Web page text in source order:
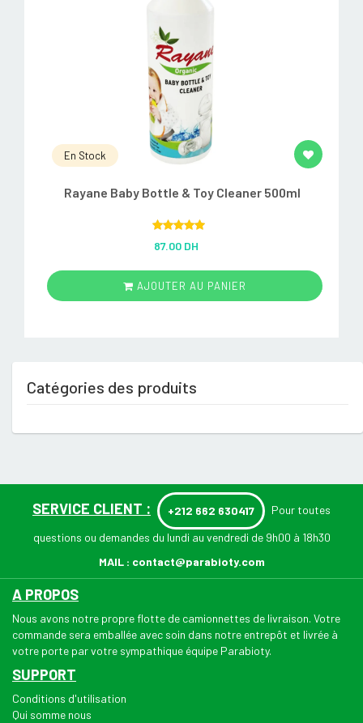
En Stock
Rayane Baby Bottle & Toy Cleaner 500ml
out of 5
87.00 DH
AJOUTER AU PANIER
Catégories des produits
SERVICE CLIENT : +212 662 630417 Pour toutes
questions ou demandes du lundi au vendredi de 9h00 à 18h30
MAIL : contact@parabioty.com
A PROPOS
Nous avons notre propre flotte de camionnettes de livraison. Votre
commande sera emballée avec soin dans notre entrepôt et livrée à
votre porte par votre sympathique équipe Parabioty.
SUPPORT
Conditions d'utilisation
Qui somme nous